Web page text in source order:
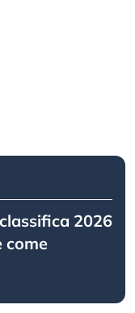
2026
come